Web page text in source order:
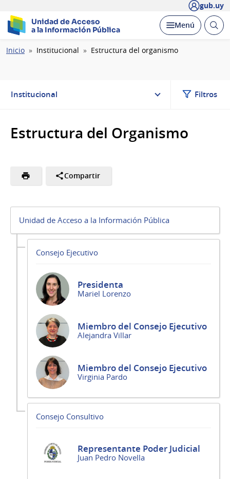
gub.uy
Unidad de Acceso
a la Información Pública
Desplegar
Menú Abrir
Ruta
Inicio Institucional Estructura del organismo
Institucional Filtros
Estructura del Organismo
Compartir
Unidad de Acceso a la Información Pública
Consejo Ejecutivo
Presidenta
Mariel Lorenzo
Miembro del Consejo Ejecutivo
Alejandra Villar
Miembro del Consejo Ejecutivo
Virginia Pardo
Consejo Consultivo
Representante Poder Judicial
Juan Pedro Novella